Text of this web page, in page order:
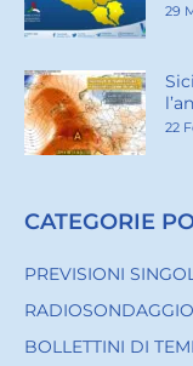
29
22
CATEGORIE
PREVISIONI
BOLLETTINI DI